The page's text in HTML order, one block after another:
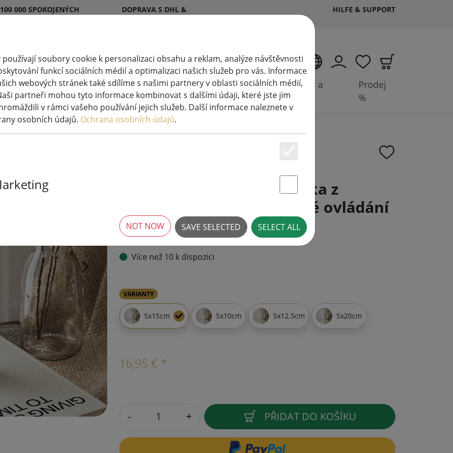
000 SPOKOJENÝCH
DOPRAVA S DHL &
HILFE & SUPPORT
CS
Svíčky
LED
Systémy pohádkových
světel
Příslušenství a
baterie
Prodej
%
Deluxe Homeart LED svíčka z
pravého vosku na dálkové ovládání
5x15 cm bílá
›
Více než 10 k dispozici
VARIANTY
5x15cm 5x10cm 5x12.5cm 5x20cm
16,95 € *
- + PŘIDAT DO KOŠÍKU
soubory cookie k personalizaci obsahu a reklam, analýze návštěvnosti
funkcí sociálních médií a optimalizaci našich služeb pro vás. Informace
webových stránek také sdílíme s našimi partnery v oblasti sociálních médií,
partneři mohou tyto informace kombinovat s dalšími údaji, které jste jim
v rámci vašeho používání jejich služeb. Další informace naleznete v
osobních údajů. Ochrana osobních údajů.
Statstik & Marketing
SAVE SELECTED SELECT ALL
NOT NOW